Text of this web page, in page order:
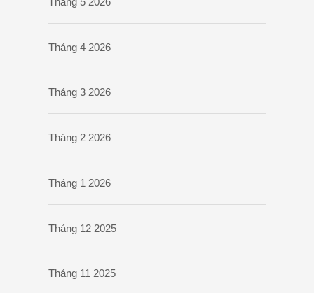
Tháng 4 2026
Tháng 3 2026
Tháng 2 2026
Tháng 1 2026
Tháng 12 2025
Tháng 11 2025